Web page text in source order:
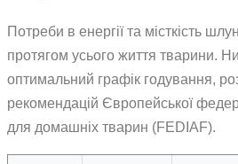
Потреби в енергії та місткість
протягом усього життя тварини.
оптимальний графік годування,
рекомендацій Європейської
для домашніх тварин (FEDIAF).